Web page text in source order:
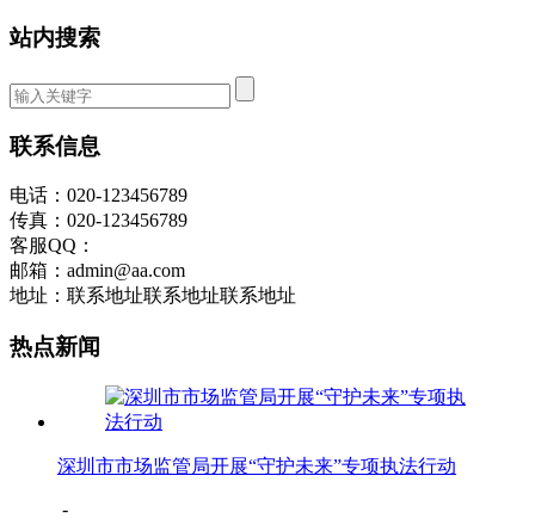
站内搜索
联系信息
电话：020-123456789
传真：020-123456789
客服QQ：
邮箱：admin@aa.com
地址：联系地址联系地址联系地址
热点新闻
深圳市市场监管局开展“守护未来”专项执法行动
-